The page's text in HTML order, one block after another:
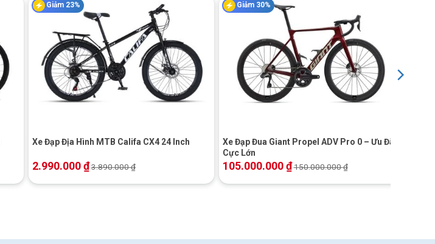
Giảm 23%
Xe Đạp Địa Hình MTB Califa CX4 24 Inch
2.990.000₫3.890.000₫
Giảm 30%
Xe Đạp Đua Giant Propel ADV Pro 0 – Ưu Đãi
Cực Lớn
105.000.000₫150.000.000₫